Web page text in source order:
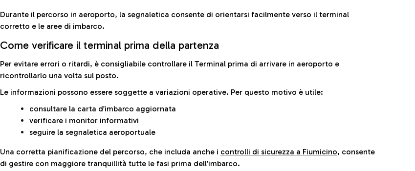
Durante il percorso in aeroporto, la segnaletica consente di orientarsi facilmente verso il terminal
corretto e le aree di imbarco.
Come verificare il terminal prima della partenza
Per evitare errori o ritardi, è consigliabile controllare il Terminal prima di arrivare in aeroporto e
ricontrollarlo una volta sul posto.
Le informazioni possono essere soggette a variazioni operative. Per questo motivo è utile:
consultare la carta d’imbarco aggiornata
verificare i monitor informativi
seguire la segnaletica aeroportuale
Una corretta pianificazione del percorso, che includa anche i controlli di sicurezza a Fiumicino, consente
di gestire con maggiore tranquillità tutte le fasi prima dell’imbarco.